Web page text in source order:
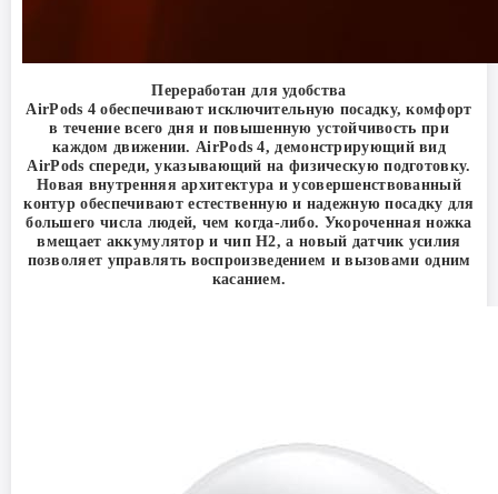
Переработан для удобства
AirPods 4 обеспечивают исключительную посадку, комфорт
в течение всего дня и повышенную устойчивость при
каждом движении. AirPods 4, демонстрирующий вид
AirPods спереди, указывающий на физическую подготовку.
Новая внутренняя архитектура и усовершенствованный
контур обеспечивают естественную и надежную посадку для
большего числа людей, чем когда-либо. Укороченная ножка
вмещает аккумулятор и чип H2, а новый датчик усилия
позволяет управлять воспроизведением и вызовами одним
касанием.